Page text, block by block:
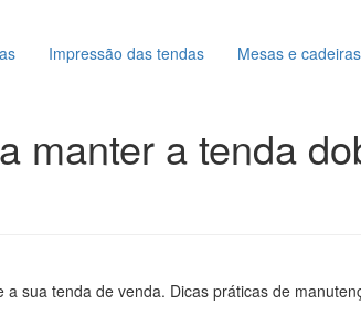
Impressão das tendas Mesas e cadeiras
manter a tenda
sua tenda de venda. Dicas práticas de